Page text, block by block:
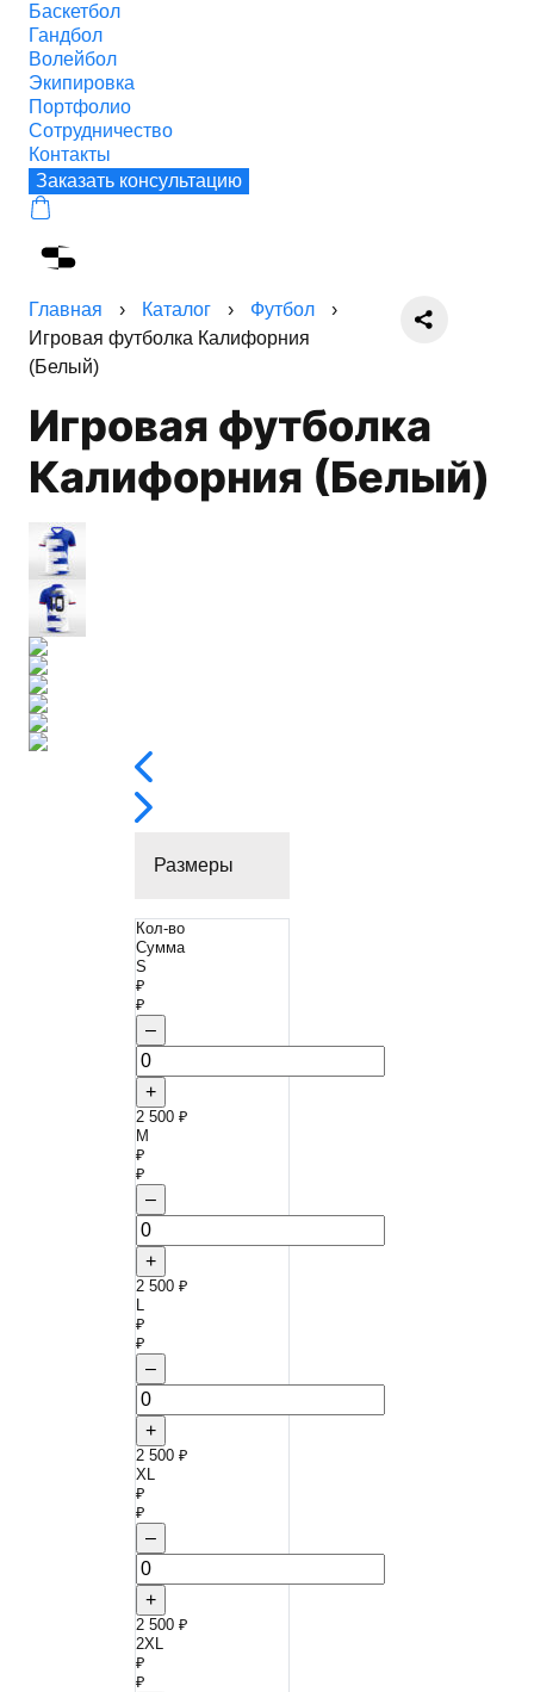
Баскетбол
Гандбол
Волейбол
Экипировка
Портфолио
Сотрудничество
Контакты
Заказать консультацию
Главная › Каталог › Футбол
›
Игровая футболка Калифорния
(Белый)
Игровая футболка
Калифорния (Белый)
Размеры
Кол-во
Сумма
S
₽
₽
–
+
2 500 ₽
M
₽
₽
–
+
2 500 ₽
L
₽
₽
–
+
2 500 ₽
XL
₽
₽
–
+
2 500 ₽
2XL
₽
₽